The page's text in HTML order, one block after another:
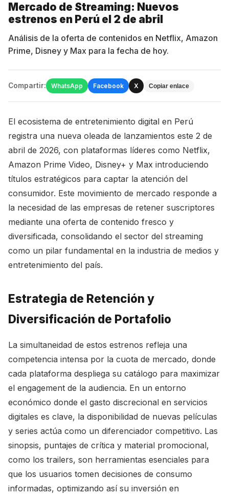
Mercado de Streaming: Nuevos
estrenos en Perú el 2 de abril
Análisis de la oferta de contenidos en Netflix, Amazon
Prime, Disney y Max para la fecha de hoy.
Compartir: WhatsApp Facebook X Copiar enlace
El ecosistema de entretenimiento digital en Perú
registra una nueva oleada de lanzamientos este 2 de
abril de 2026, con plataformas líderes como Netflix,
Amazon Prime Video, Disney+ y Max introduciendo
títulos estratégicos para captar la atención del
consumidor. Este movimiento de mercado responde a
la necesidad de las empresas de retener suscriptores
mediante una oferta de contenido fresco y
diversificada, consolidando el sector del streaming
como un pilar fundamental en la industria de medios y
entretenimiento del país.
Estrategia de Retención y
Diversificación de Portafolio
La simultaneidad de estos estrenos refleja una
competencia intensa por la cuota de mercado, donde
cada plataforma despliega su catálogo para maximizar
el engagement de la audiencia. En un entorno
económico donde el gasto discrecional en servicios
digitales es clave, la disponibilidad de nuevas películas
y series actúa como un diferenciador competitivo. Las
sinopsis, puntajes de crítica y material promocional,
como los trailers, son herramientas esenciales para
que los usuarios tomen decisiones de consumo
informadas, optimizando así su inversión en